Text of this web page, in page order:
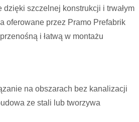
szczelnej konstrukcji i trwałym
oferowane przez Pramo Prefabrik
i łatwą w montażu
na obszarach bez kanalizacji
ze stali lub tworzywa